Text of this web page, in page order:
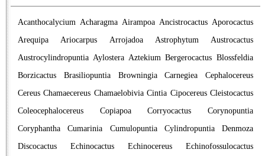
Acanthocalycium Acharagma Airampoa Ancistrocactus Aporocactus
Arequipa
Ariocarpus Arrojadoa Astrophytum
Austrocactus
Austrocylindropuntia Aylostera Aztekium Bergerocactus Blossfeldia
Borzicactus
Brasiliopuntia Browningia Carnegiea
Cephalocereus
Cereus Chamaecereus Chamaelobivia Cintia Cipocereus Cleistocactus
Coleocephalocereus
Copiapoa Corryocactus
Corynopuntia
Coryphantha
Cumarinia Cumulopuntia Cylindropuntia
Denmoza
Discocactus
Echinocactus Echinocereus
Echinofossulocactus